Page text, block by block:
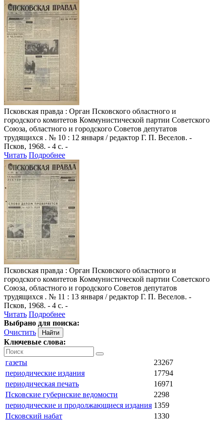
Псковская правда : Орган Псковского областного и
городского комитетов Коммунистической партии Советского
Союза, областного и городского Советов депутатов
трудящихся . № 10 : 12 января / редактор Г. П. Веселов. -
Псков, 1968. - 4 с. -
Читать Подробнее
Псковская правда : Орган Псковского областного и
городского комитетов Коммунистической партии Советского
Союза, областного и городского Советов депутатов
трудящихся . № 11 : 13 января / редактор Г. П. Веселов. -
Псков, 1968. - 4 с. -
Читать Подробнее
Выбрано для поиска:
Очистить
Ключевые слова:
газеты
23267
периодические издания
17794
периодическая печать
16971
Псковские губернские ведомости
2298
периодические и продолжающиеся издания 1359
Псковский набат
1330